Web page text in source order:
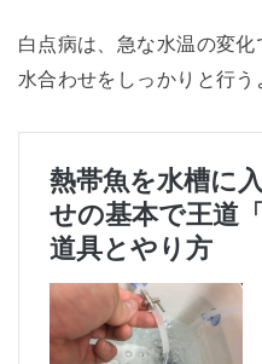
白点病は、急な水温の変
水合わせをしっかりと行う